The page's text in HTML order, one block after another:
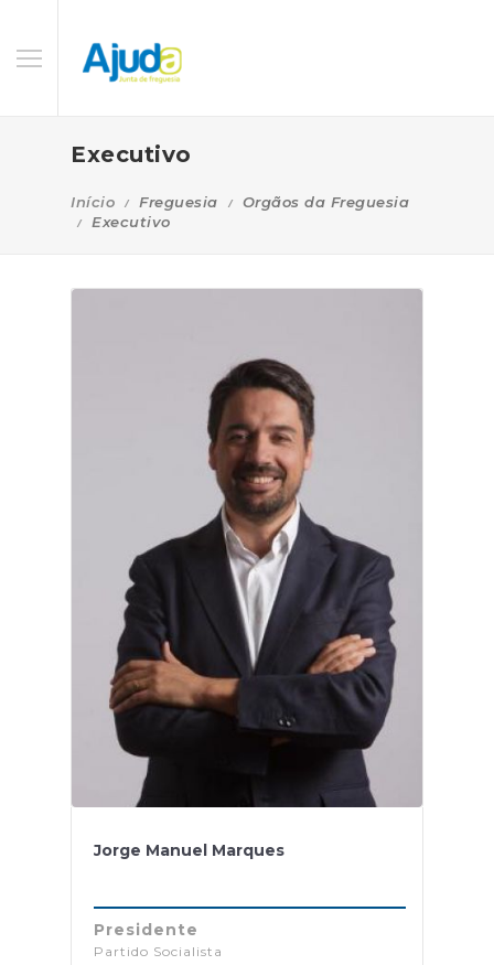
Executivo
Início Freguesia
Orgãos da Freguesia
Executivo
Jorge Manuel Marques
Presidente
Partido Socialista